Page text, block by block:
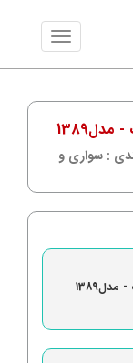
: سواری و